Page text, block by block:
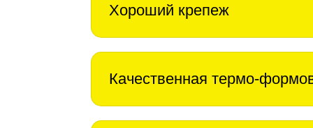
Хороший крепеж
Качественная термо-